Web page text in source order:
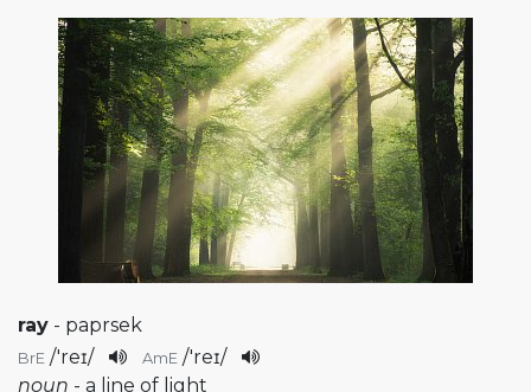
ray - paprsek
BrE /'reɪ/ AmE /'reɪ/
noun - a line of light